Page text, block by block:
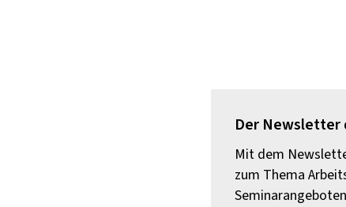
Der Newsletter
Mit dem
zum Thema